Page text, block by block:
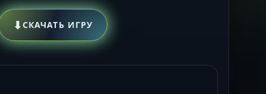
⬇СКАЧАТЬ ИГРУ